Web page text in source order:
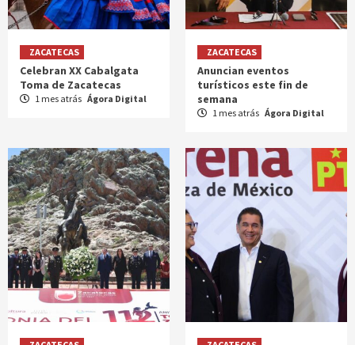
ZACATECAS
Celebran XX Cabalgata
Toma de Zacatecas
1 mes atrás Ágora Digital
ZACATECAS
Anuncian eventos
turísticos este fin de
semana
1 mes atrás Ágora Digital